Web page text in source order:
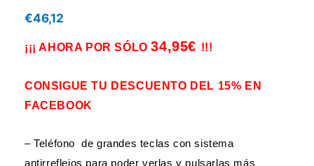
€46,12
¡¡¡ AHORA POR SÓLO34,95€ !!!
CONSIGUE TU DESCUENTO DEL 15% EN
FACEBOOK
– Teléfono de grandes teclas con sistema
antirreflejos para poder verlas y pulsarlas más